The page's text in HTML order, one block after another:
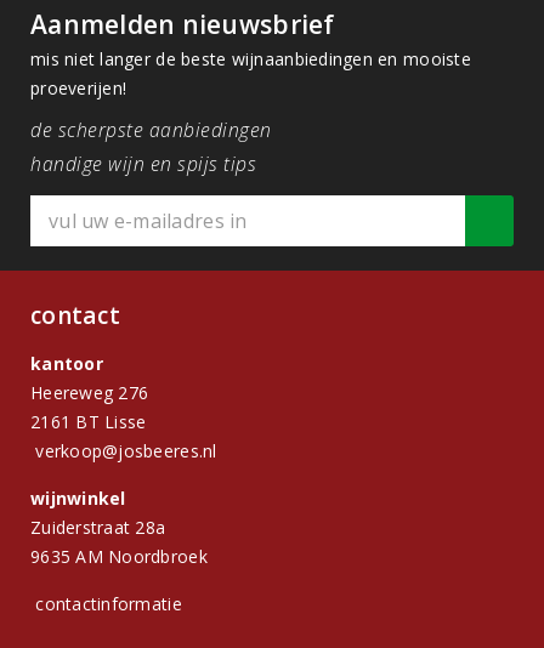
Aanmelden nieuwsbrief
mis niet langer de beste wijnaanbiedingen en mooiste
proeverijen!
de scherpste aanbiedingen
handige wijn en spijs tips
contact
kantoor
Heereweg 276
2161 BT Lisse
verkoop@josbeeres.nl
wijnwinkel
Zuiderstraat 28a
9635 AM Noordbroek
contactinformatie